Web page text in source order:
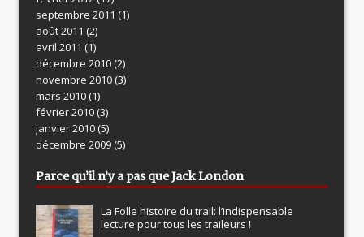
septembre 2011 (1)
août 2011 (2)
avril 2011 (1)
décembre 2010(2)
novembre 2010(3)
mars 2010(1)
février 2010(3)
janvier 2010(5)
décembre 2009(5)
Parce qu’il n’y a pas que Jack London
La Folle histoire du trail: l’indispensable
lecture pour tous les traileurs !